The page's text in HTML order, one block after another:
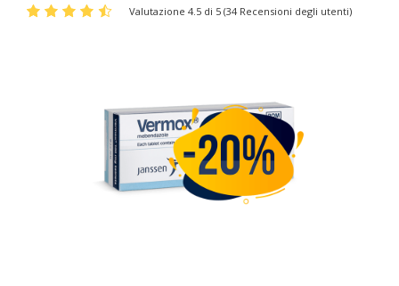
Valutazione 4.5 di 5 (34 Recensioni degli utenti)